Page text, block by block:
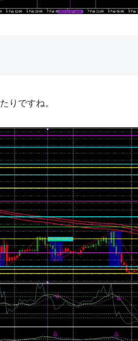
りですね。